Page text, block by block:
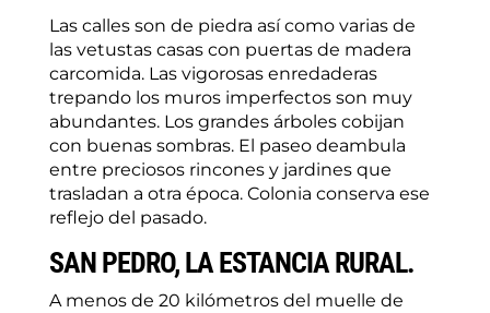
Las calles son de piedra así como varias de
las vetustas casas con puertas de madera
carcomida. Las vigorosas enredaderas
trepando los muros imperfectos son muy
abundantes. Los grandes árboles cobijan
con buenas sombras. El paseo deambula
entre preciosos rincones y jardines que
trasladan a otra época. Colonia conserva ese
reflejo del pasado.
SAN PEDRO, LA ESTANCIA RURAL.
A menos de 20 kilómetros del muelle de